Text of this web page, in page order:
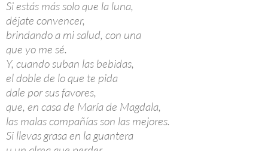
Si estás más solo que la luna,
déjate convencer,
brindando a mi salud, con una
que yo me sé.
Y, cuando suban las bebidas,
el doble de lo que te pida
dale por sus favores,
que, en casa de María de Magdala,
las malas compañías son las mejores.
Si llevas grasa en la guantera